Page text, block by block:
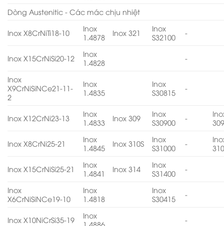
Dòng Austenitic - Các mác chịu nhiệt
Inox X8CrNiTi18-10
Inox
1.4878
Inox 321
Inox
S32100
-
Inox X15CrNiSi20-12
Inox
1.4828
-
Inox
X9CrNiSiNCe21-11-
2
Inox
1.4835
Inox
S30815
-
Inox X12CrNi23-13
Inox
1.4833
Inox 309
Inox
S30900
-
Inox X8CrNi25-21
Inox
1.4845
Inox 310S
Inox
S31000
-
Inox X15CrNiSi25-21
Inox
1.4841
Inox 314
Inox
S31400
-
Inox
X6CrNiSiNCe19-10
Inox
1.4818
Inox
S30415
-
Inox X10NiCrSi35-19
Inox
-